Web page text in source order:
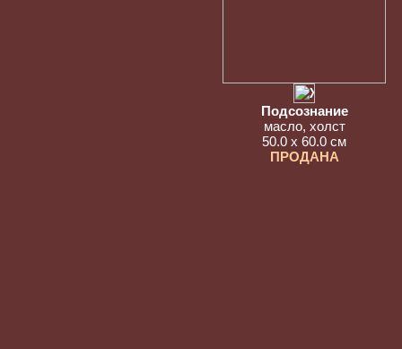
Подсознание
масло, холст
50.0 x 60.0 см
ПРОДАНА